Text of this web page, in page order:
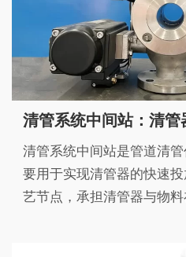
清管系统中间站：清
清管系统中间站是管道清
要用于实现清管器的快速
艺节点，承担清管器与物